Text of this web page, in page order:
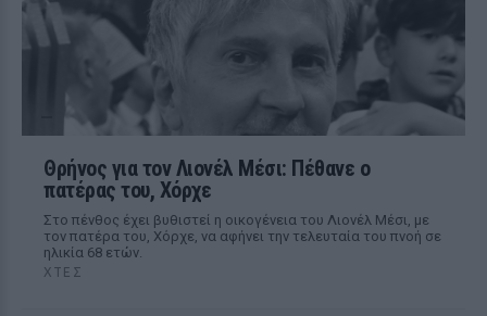
Θρήνος για τον Λιονέλ Μέσι: Πέθανε ο
πατέρας του, Χόρχε
Στο πένθος έχει βυθιστεί η οικογένεια του Λιονέλ Μέσι, με
τον πατέρα του, Χόρχε, να αφήνει την τελευταία του πνοή σε
ηλικία 68 ετών.
ΧΤΕΣ